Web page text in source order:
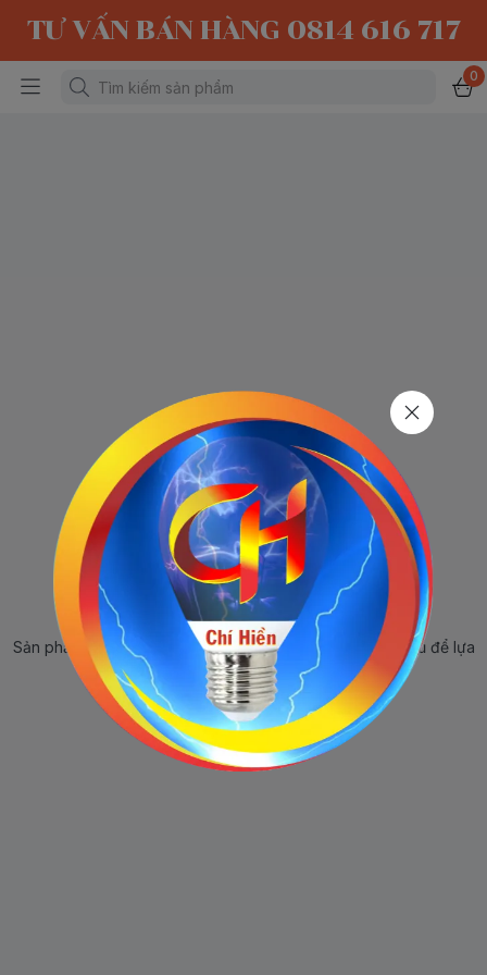
TƯ VẤN BÁN HÀNG 0814 616 717
0
Sản phẩm ngừng bán
Sản phẩm này hiện tại đã ngừng bán. Hãy trở về trang chủ để lựa
chọn sản phẩm khác.
Quay lại trang chủ